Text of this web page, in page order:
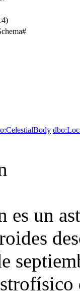
es un